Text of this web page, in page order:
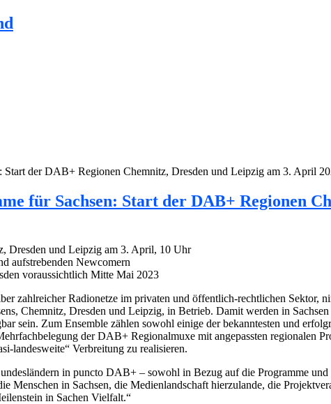
der DAB+ Regionen Chemnitz, Dresden und Leipzig am 3. April
für Sachsen: Start der DAB+ Regionen
Dresden und Leipzig am 3. April, 10 Uhr
aufstrebenden Newcomern
voraussichtlich Mitte Mai 2023
zahlreicher Radionetze im privaten und öffentlich-rechtlichen Sektor,
Chemnitz, Dresden und Leipzig, in Betrieb. Damit werden in
sein. Zum Ensemble zählen sowohl einige der bekanntesten und
der DAB+ Regionalmuxe mit angepassten regionalen
landesweite“ Verbreitung zu realisieren.
in puncto DAB+ – sowohl in Bezug auf die Programme
in Sachsen, die Medienlandschaft hierzulande, die
in Sachen Vielfalt.“